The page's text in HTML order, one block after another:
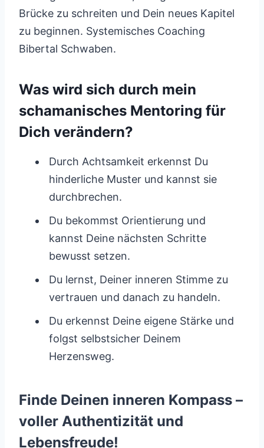
Brücke zu schreiten und Dein neues Kapitel
zu beginnen. Systemisches Coaching
Bibertal Schwaben.
Was wird sich durch mein
schamanisches Mentoring für
Dich verändern?
Durch Achtsamkeit erkennst Du
hinderliche Muster und kannst sie
durchbrechen.
Du bekommst Orientierung und
kannst Deine nächsten Schritte
bewusst setzen.
Du lernst, Deiner inneren Stimme zu
vertrauen und danach zu handeln.
Du erkennst Deine eigene Stärke und
folgst selbstsicher Deinem
Herzensweg.
Finde Deinen inneren Kompass –
voller Authentizität und
Lebensfreude!